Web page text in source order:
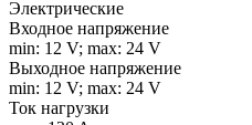
Электрические
Входное напряжение
min: 12 V; max: 24 V
Выходное напряжение
min: 12 V; max: 24 V
Ток нагрузки